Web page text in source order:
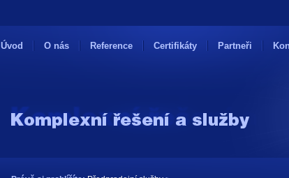
Úvod O nás Reference Certifikáty Partneři